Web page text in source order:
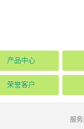
产品中心
荣誉客户
服